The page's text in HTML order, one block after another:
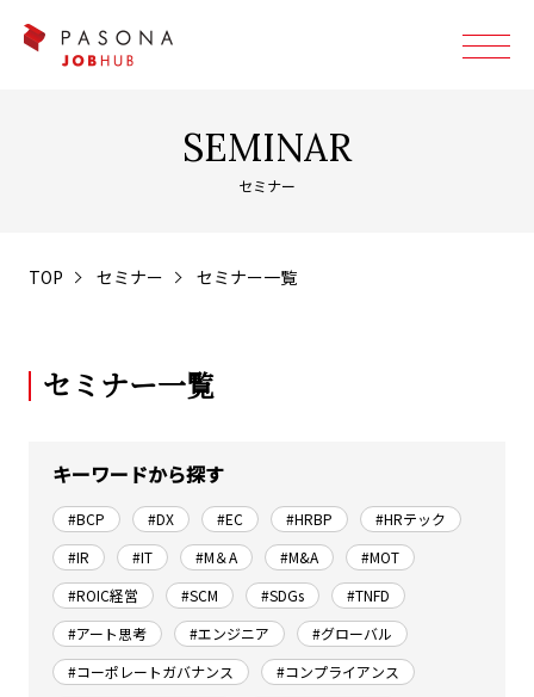
SEMINAR
セミナー
TOP セミナー セミナー一覧
セミナー一覧
キーワードから探す
#BCP #DX #EC #HRBP
#HRテック
#IR
#IT #M＆A #M&A
#MOT
#ROIC経営
#SCM #SDGs
#TNFD
#アート思考
#エンジニア
#グローバル
#コーポレートガバナンス
#コンプライアンス